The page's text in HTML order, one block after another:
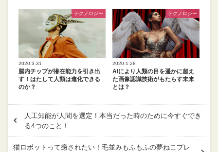
テクノロジー
2020.3.31
脳内チップが潜在能力を引き出
す！はたして人類は進化できる
のか？
テクノロジー
2020.1.28
AIにより人類の目を遥かに超え
た画像認識技術がもたらす未来
とは？
人工知能が人間を選定！本当だった時のために今すぐでき
る4つのこと！
猫ロボットって癒されたい！毛並みもふもふの夢ねこプレ